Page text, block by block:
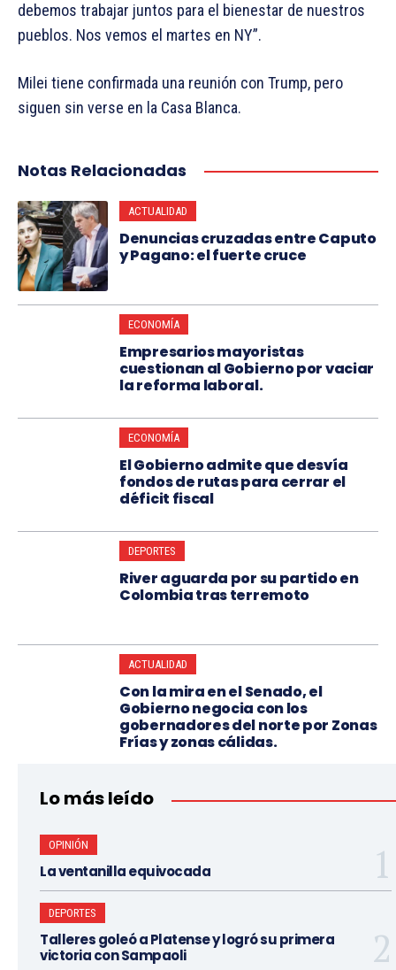
debemos trabajar juntos para el bienestar de nuestros
pueblos. Nos vemos el martes en NY”.
Milei tiene confirmada una reunión con Trump, pero
siguen sin verse en la Casa Blanca.
Notas Relacionadas
ACTUALIDAD
Denuncias cruzadas entre Caputo
y Pagano: el fuerte cruce
ECONOMÍA
Empresarios mayoristas
cuestionan al Gobierno por vaciar
la reforma laboral.
ECONOMÍA
El Gobierno admite que desvía
fondos de rutas para cerrar el
déficit fiscal
DEPORTES
River aguarda por su partido en
Colombia tras terremoto
ACTUALIDAD
Con la mira en el Senado, el
Gobierno negocia con los
gobernadores del norte por Zonas
Frías y zonas cálidas.
Lo más leído
OPINIÓN
La ventanilla equivocada
DEPORTES
Talleres goleó a Platense y logró su primera
victoria con Sampaoli